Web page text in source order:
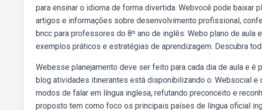
para ensinar o idioma de forma divertida. Webvocê pode baixar
artigos e informações sobre desenvolvimento profissional,
bncc para professores do 8º ano de inglês. Webo plano de
exemplos práticos e estratégias de aprendizagem. Descubra
Webesse planejamento deve ser feito para cada dia de aula e
blog atividades itinerantes está disponibilizando o. Websocial
modos de falar em língua inglesa, refutando preconceito e
proposto tem como foco os principais países de língua oficial